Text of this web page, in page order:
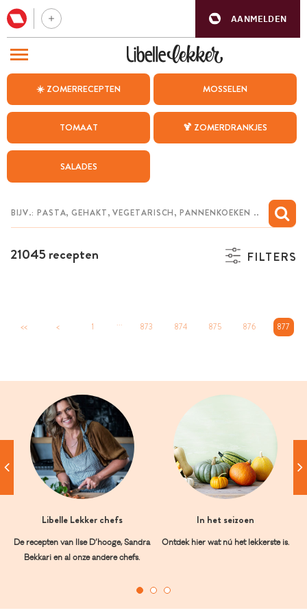
AANMELDEN
☀️ ZOMERRECEPTEN MOSSELEN
TOMAAT 🍹 ZOMERDRANKJES
SALADES
21045 recepten FILTERS
<< < 1 ... 873 874 875 876 877
Libelle Lekker chefs
De recepten van Ilse D’hooge, Sandra
Bekkari en al onze andere chefs.
In het seizoen
Ontdek hier wat nú het lekkerste is.
BEZOEK ONZE ANDERE WEBSITES
WEEKMENU
CHAT MET MAIA
MIJN BEWAARDE RECEPTEN